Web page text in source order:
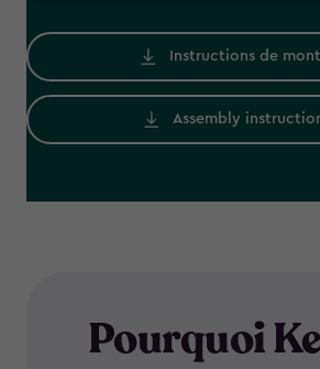
Instructions de
Assembly
Pourquoi